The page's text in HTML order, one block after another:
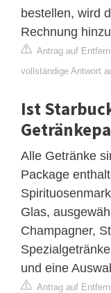
bestellen, wird
Rechnung
Antrag auf
vollständige Antwort
Ist
Alle Getränke
Package
Glas,
Champagner,
und eine
Antrag auf